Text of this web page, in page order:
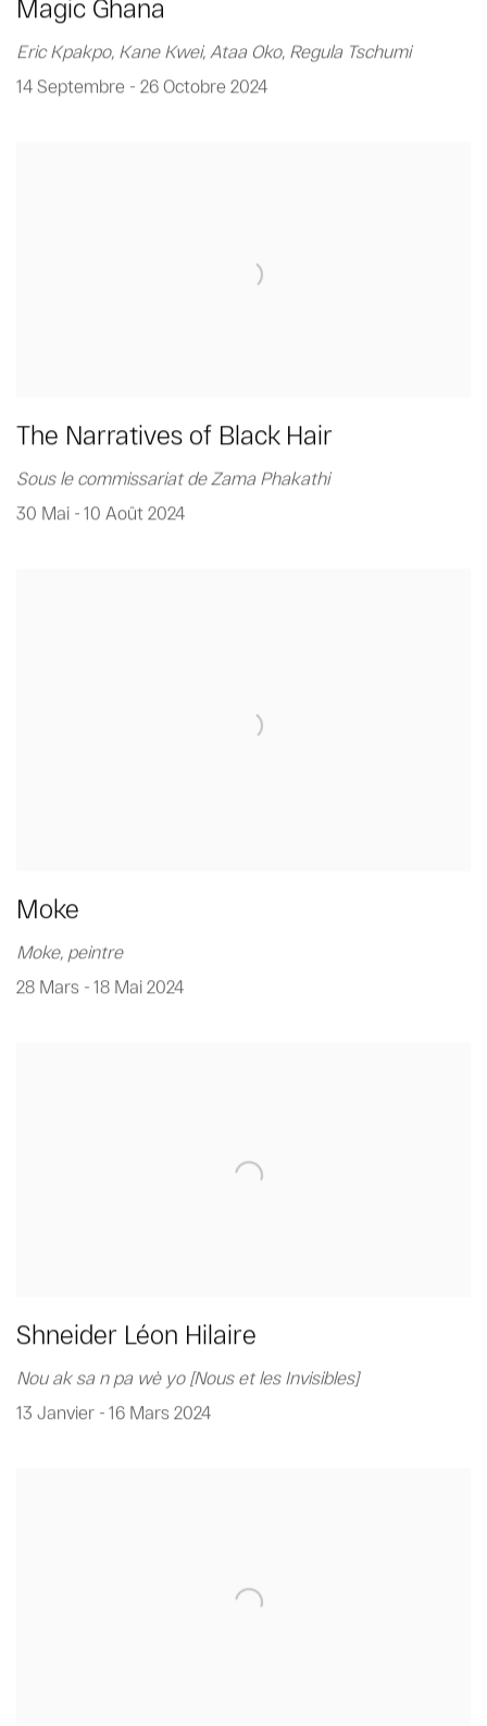
Magic Ghana
Eric Kpakpo, Kane Kwei, Ataa Oko, Regula Tschumi
14 Septembre - 26 Octobre 2024
The Narratives of Black Hair
Sous le commissariat de Zama Phakathi
30 Mai - 10 Août 2024
Moke
Moke, peintre
28 Mars - 18 Mai 2024
Shneider Léon Hilaire
Nou ak sa n pa wè yo [Nous et les Invisibles]
13 Janvier - 16 Mars 2024